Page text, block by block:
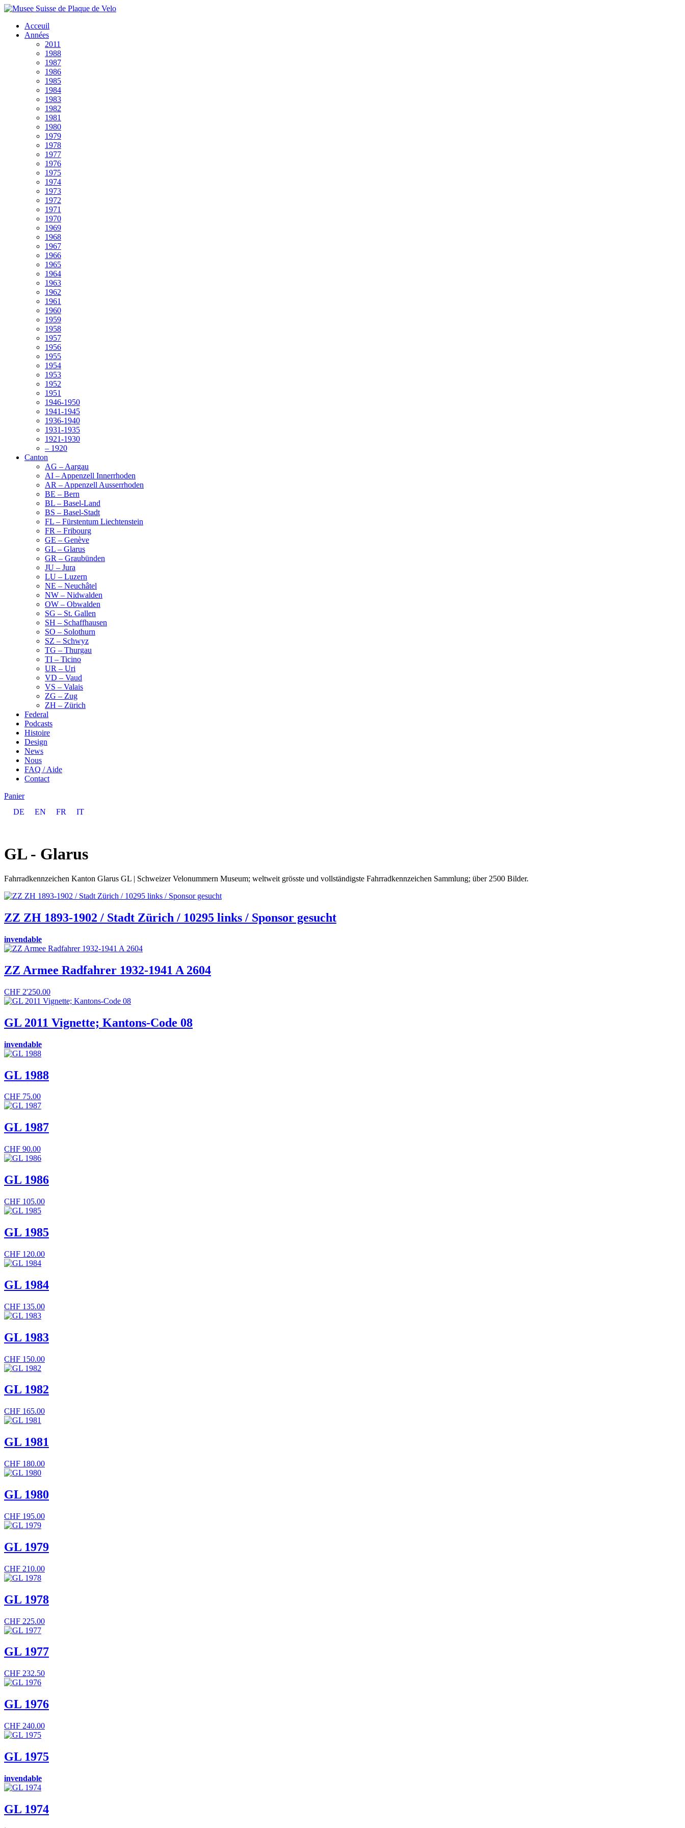
Acceuil
Années
2011
1988
1987
1986
1985
1984
1983
1982
1981
1980
1979
1978
1977
1976
1975
1974
1973
1972
1971
1970
1969
1968
1967
1966
1965
1964
1963
1962
1961
1960
1959
1958
1957
1956
1955
1954
1953
1952
1951
1946-1950
1941-1945
1936-1940
1931-1935
1921-1930
– 1920
Canton
AG – Aargau
AI – Appenzell Innerrhoden
AR – Appenzell Ausserrhoden
BE – Bern
BL – Basel-Land
BS – Basel-Stadt
FL – Fürstentum Liechtenstein
FR – Fribourg
GE – Genève
GL – Glarus
GR – Graubünden
JU – Jura
LU – Luzern
NE – Neuchâtel
NW – Nidwalden
OW – Obwalden
SG – St. Gallen
SH – Schaffhausen
SO – Solothurn
SZ – Schwyz
TG – Thurgau
TI – Ticino
UR – Uri
VD – Vaud
VS – Valais
ZG – Zug
ZH – Zürich
Federal
Podcasts
Histoire
Design
News
Nous
FAQ / Aide
Contact
Panier
DE
EN FR IT
GL - Glarus
Fahrradkennzeichen Kanton Glarus GL | Schweizer Velonummern Museum; weltweit grösste und vollständigste Fahrradkennzeichen Sammlung; über 2500 Bilder.
ZZ ZH 1893-1902 / Stadt Zürich / 10295 links / Sponsor gesucht
invendable
ZZ Armee Radfahrer 1932-1941 A 2604
CHF 2'250.00
GL 2011 Vignette; Kantons-Code 08
invendable
GL 1988
CHF 75.00
GL 1987
CHF 90.00
GL 1986
CHF 105.00
GL 1985
CHF 120.00
GL 1984
CHF 135.00
GL 1983
CHF 150.00
GL 1982
CHF 165.00
GL 1981
CHF 180.00
GL 1980
CHF 195.00
GL 1979
CHF 210.00
GL 1978
CHF 225.00
GL 1977
CHF 232.50
GL 1976
CHF 240.00
GL 1975
invendable
GL 1974